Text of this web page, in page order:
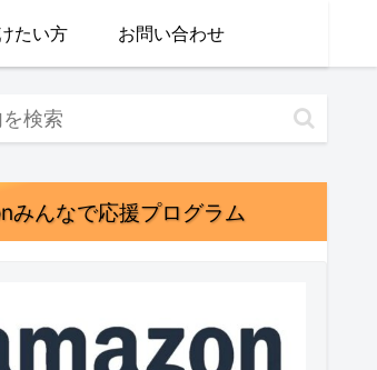
たい方 お問い合わせ
みんなで応援プログラム